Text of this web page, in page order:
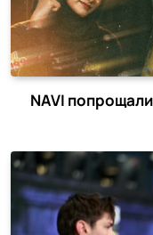
NAVI